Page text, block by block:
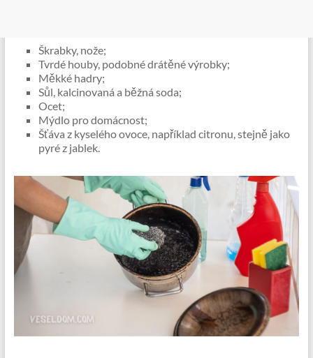
Škrabky, nože;
Tvrdé houby, podobné drátěné výrobky;
Měkké hadry;
Sůl, kalcinovaná a běžná soda;
Ocet;
Mýdlo pro domácnost;
Šťáva z kyselého ovoce, například citronu, stejně jako
pyré z jablek.